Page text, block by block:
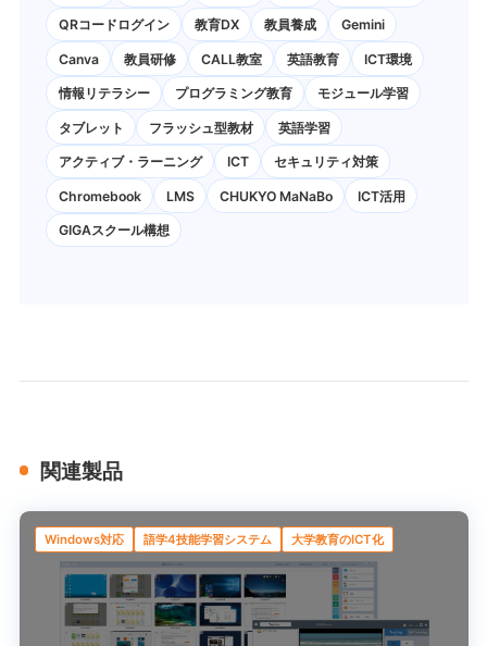
QRコードログイン 教育DX 教員養成 Gemini
Canva 教員研修 CALL教室 英語教育 ICT環境
情報リテラシー プログラミング教育 モジュール学習
タブレット フラッシュ型教材 英語学習
アクティブ・ラーニング ICT セキュリティ対策
Chromebook LMS CHUKYO MaNaBo ICT活用
GIGAスクール構想
関連製品
Windows対応 語学4技能学習システム 大学教育のICT化